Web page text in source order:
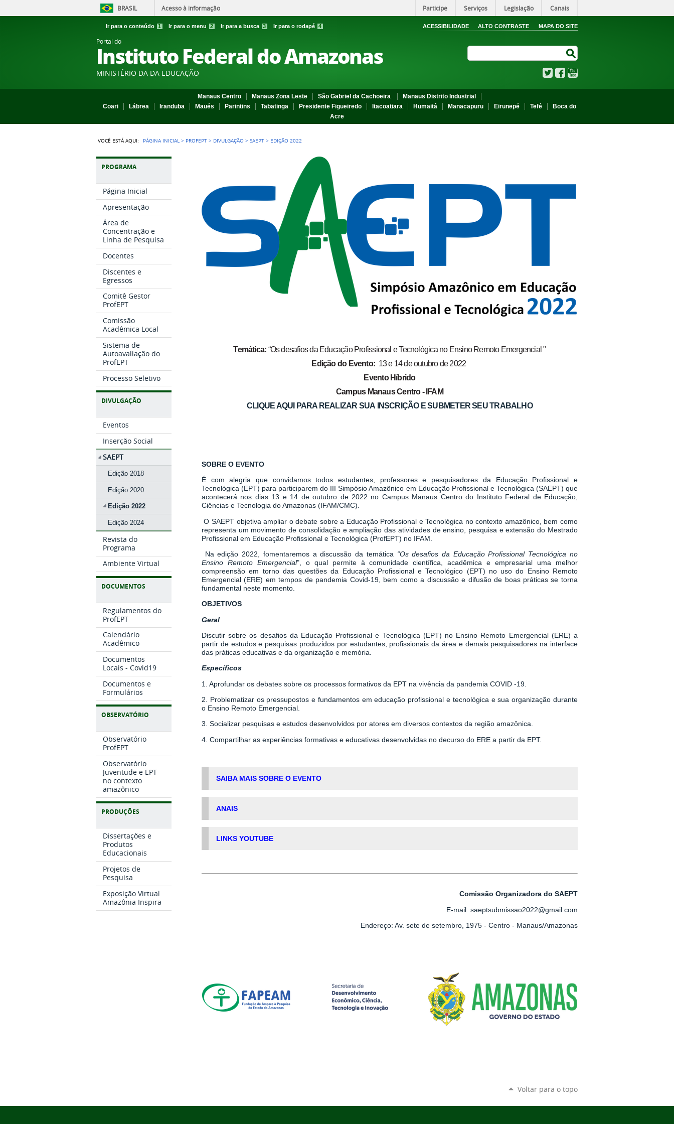
BRASIL Acesso à informação Participe Serviços Legislação Canais
Ir para o conteúdo 1 Ir para o menu 2 Ir para a busca 3 Ir para o rodapé 4 ACESSIBILIDADE ALTO CONTRASTE MAPA DO SITE
Portal do
Instituto Federal do Amazonas
MINISTÉRIO DA DA EDUCAÇÃO TwitterFacebook
Manaus Centro Manaus Zona Leste São Gabriel da Cachoeira
Manaus Distrito Industrial
Coari
Lábrea Iranduba Maués Parintins Tabatinga Presidente Figueiredo Itacoatiara Humaitá Manacapuru Eirunepé Tefé
Boca do
Acre
VOCÊ ESTÁ AQUI: PÁGINA INICIAL > PROFEPT > DIVULGAÇÃO >SAEPT > EDIÇÃO 2022
PROGRAMA
Página Inicial
Apresentação
Área de
Concentração e
Linha de Pesquisa
Docentes
Discentes e
Egressos
Comitê Gestor
ProfEPT
Comissão
Acadêmica Local
Sistema de
Autoavaliação do
ProfEPT
Processo Seletivo
DIVULGAÇÃO
Eventos
Inserção Social
SAEPT
Edição 2018
Edição 2020
Edição 2022
Edição 2024
Revista do
Programa
Ambiente Virtual
DOCUMENTOS
Regulamentos do
ProfEPT
Calendário
Acadêmico
Documentos
Locais - Covid19
Documentos e
Formulários
OBSERVATÓRIO
Observatório
ProfEPT
Observatório
Juventude e EPT
no contexto
amazônico
PRODUÇÕES
Dissertações e
Produtos
Educacionais
Projetos de
Pesquisa
Exposição Virtual
Amazônia Inspira
Temática: “Os desafios da Educação Profissional e Tecnológica no Ensino Remoto Emergencial "
Edição do Evento: 13 e 14 de outubro de 2022
Evento Híbrido
Campus Manaus Centro - IFAM
CLIQUE AQUI PARA REALIZAR SUA INSCRIÇÃO E SUBMETER SEUTRABALHO
SOBRE O EVENTO
É com alegria que convidamos todos estudantes, professores e pesquisadores da Educação Profissional e
Tecnológica (EPT) para participarem do III Simpósio Amazônico em Educação Profissional e Tecnológica (SAEPT) que
acontecerá nos dias 13 e 14 de outubro de 2022 no Campus Manaus Centro do Instituto Federal de Educação,
Ciências e Tecnologia do Amazonas (IFAM/CMC).
O SAEPT objetiva ampliar o debate sobre a Educação Profissional e Tecnológica no contexto amazônico, bem como
representa um movimento de consolidação e ampliação das atividades de ensino, pesquisa e extensão do Mestrado
Profissional em Educação Profissional e Tecnológica (ProfEPT) no IFAM.
Na edição 2022, fomentaremos a discussão da temática “Os desafios da Educação Profissional Tecnológica no
Ensino Remoto Emergencial", o qual permite à comunidade científica, acadêmica e empresarial uma melhor
compreensão em torno das questões da Educação Profissional e Tecnológico (EPT) no uso do Ensino Remoto
Emergencial (ERE) em tempos de pandemia Covid-19, bem como a discussão e difusão de boas práticas se torna
fundamental neste momento.
OBJETIVOS
Geral
Discutir sobre os desafios da Educação Profissional e Tecnológica (EPT) no Ensino Remoto Emergencial (ERE) a
partir de estudos e pesquisas produzidos por estudantes, profissionais da área e demais pesquisadores na interface
das práticas educativas e da organização e memória.
Específicos
1. Aprofundar os debates sobre os processos formativos da EPT na vivência da pandemia COVID -19.
2. Problematizar os pressupostos e fundamentos em educação profissional e tecnológica e sua organização durante
o Ensino Remoto Emergencial.
3. Socializar pesquisas e estudos desenvolvidos por atores em diversos contextos da região amazônica.
4. Compartilhar as experiências formativas e educativas desenvolvidas no decurso do ERE a partir da EPT.
SAIBA MAIS SOBRE O EVENTO
ANAIS
LINKS YOUTUBE
Comissão Organizadora do SAEPT
E-mail: saeptsubmissao2022@gmail.com
Endereço: Av. sete de setembro, 1975 - Centro - Manaus/Amazonas
Voltar para o topo